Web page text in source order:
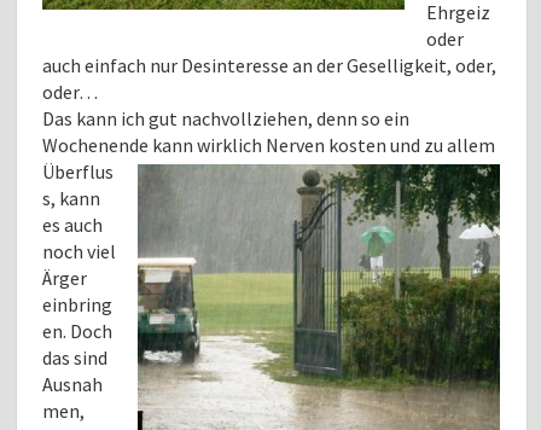
Ehrgeiz
oder
auch einfach nur Desinteresse an der Geselligkeit, oder,
oder…
Das kann ich gut nachvollziehen, denn so ein
Wochenende kann wirklich Nerven kosten und zu allem
Überflus
s, kann
es auch
noch viel
Ärger
einbring
en. Doch
das sind
Ausnah
men,